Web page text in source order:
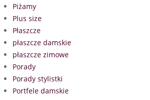
Piżamy
Plus size
Płaszcze
płaszcze damskie
płaszcze zimowe
Porady
Porady stylistki
Portfele damskie